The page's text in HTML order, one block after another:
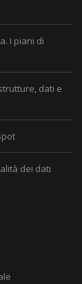
I piani di
dati e
dei dati